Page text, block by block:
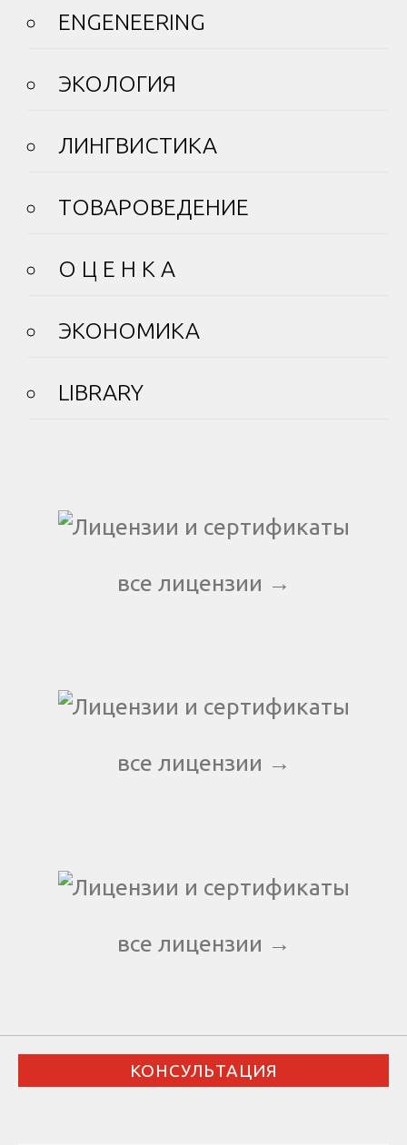
ENGENEERING
ЭКОЛОГИЯ
ЛИНГВИСТИКА
ТОВАРОВЕДЕНИЕ
О Ц Е Н К А
ЭКОНОМИКА
LIBRARY
все лицензии →
все лицензии →
все лицензии →
КОНСУЛЬТАЦИЯ